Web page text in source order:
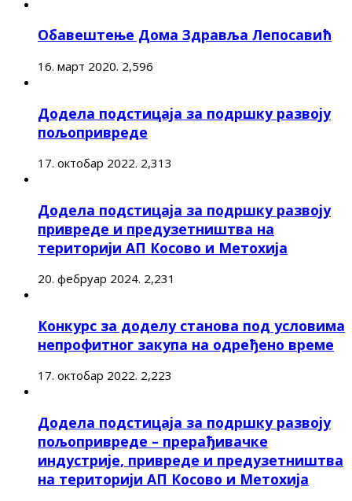
Обавештење Дома Здравља Лепосавић
16. март 2020. 2,596
Додела подстицаја за подршку развоју
пољопривреде
17. октобар 2022. 2,313
Додела подстицаја за подршку развоју
привреде и предузетништва на
територији АП Косово и Метохија
20. фебруар 2024. 2,231
Конкурс за доделу станова под условима
непрофитног закупа на одређено време
17. октобар 2022. 2,223
Додела подстицаја за подршку развоју
пољопривреде – прерађивачке
индустрије, привреде и предузетништва
на територији АП Косово и Метохија